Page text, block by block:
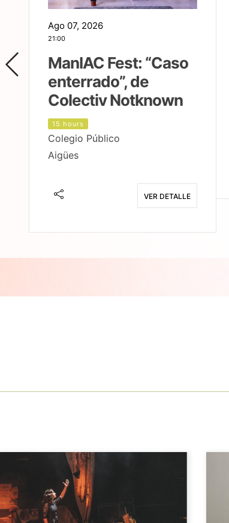
Ago 07, 2026
21:00
ManIAC Fest: “Caso
enterrado”, de
Colectiv Notknown
15 hours
Colegio Público
Aigües
VER DETALLE